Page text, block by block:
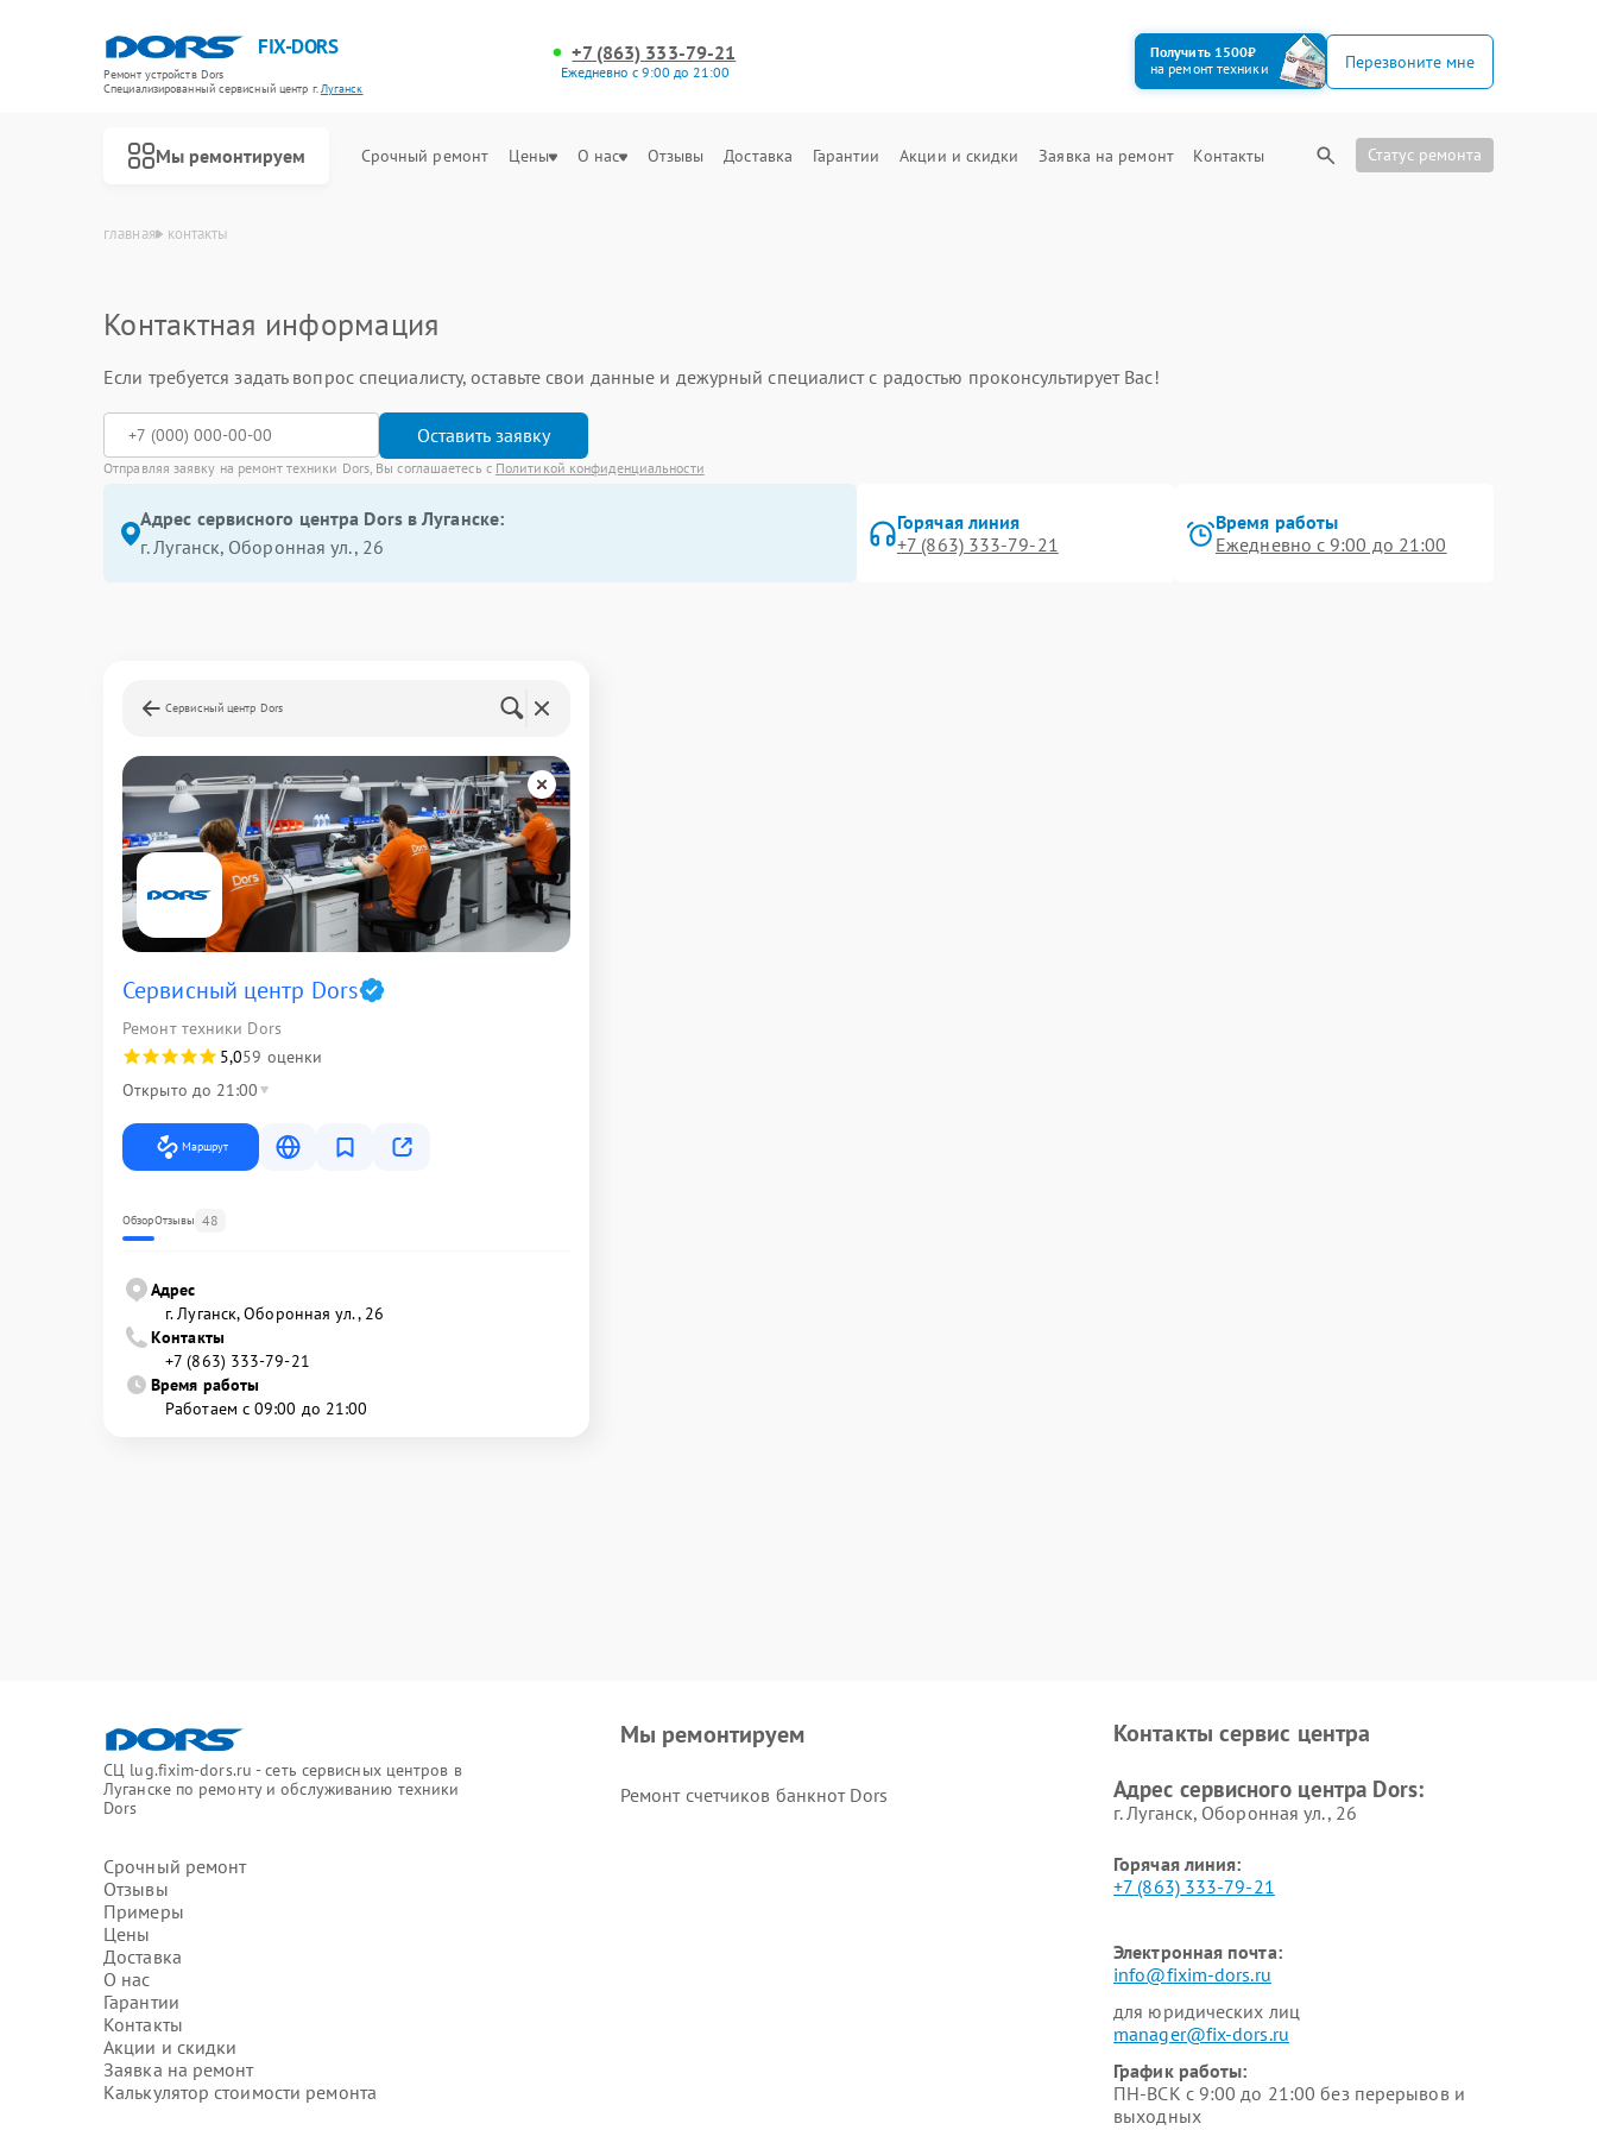
FIX-DORS
Ремонт устройств Dors
Специализированный cервисный центр г.Луганск
+7 (863) 333-79-21
Ежедневно с 9:00 до 21:00
Получить 1500₽
на ремонт техники
Перезвоните мне
Мы ремонтируем Срочный ремонт Цены О нас Отзывы Доставка Гарантии Акции и скидки Заявка на ремонт Контакты Статус ремонта
главная контакты
Контактная информация
Если требуется задать вопрос специалисту, оставьте свои данные и дежурный специалист с радостью проконсультирует Вас!
Оставить заявку
Отправляя заявку на ремонт техники Dors, Вы соглашаетесь с Политикой конфиденциальности
Адрес сервисного центра Dors в Луганске:
г. Луганск, Оборонная ул., 26
Горячая линия
+7 (863) 333-79-21
Время работы
Ежедневно с 9:00 до 21:00
Сервисный центр Dors
Сервисный центр Dors
Ремонт техники Dors
5,059 оценки
Открыто до 21:00
Маршрут
ОбзорОтзывы 48
Адрес
г. Луганск, Оборонная ул., 26
Контакты
+7 (863) 333-79-21
Время работы
Работаем с 09:00 до 21:00
СЦ lug.fixim-dors.ru - сеть сервисных центров в
Луганске по ремонту и обслуживанию техники
Dors
Срочный ремонт
Отзывы
Примеры
Цены
Доставка
О нас
Гарантии
Контакты
Акции и скидки
Заявка на ремонт
Калькулятор стоимости ремонта
Мы ремонтируем
Ремонт счетчиков банкнот Dors
Контакты сервис центра
Адрес сервисного центра Dors:
г. Луганск, Оборонная ул., 26
Горячая линия:
+7 (863) 333-79-21
Электронная почта:
info@fixim-dors.ru
для юридических лиц
manager@fix-dors.ru
График работы:
ПН-ВСК с 9:00 до 21:00 без перерывов и
выходных